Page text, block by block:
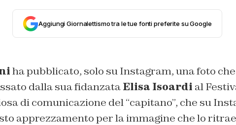
Aggiungi Giornalettismo tra le tue fonti preferite su Google
ha pubblicato, solo su Instagram, una foto che
dalla sua fidanzataElisa Isoardi al
di comunicazione del “capitano”, che su
apprezzamento per la immagine che lo